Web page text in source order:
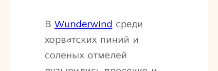
В Wunderwind среди
хорватских пиний и
соленых отмелей